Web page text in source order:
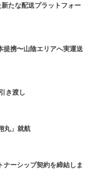
たな配送プラットフォー
携〜山陰エリアへ実運送
き渡し
丸」就航
ナーシップ契約を締結しま